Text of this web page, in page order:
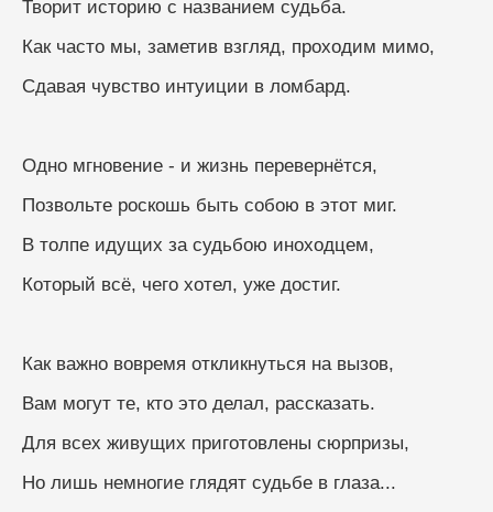
Творит историю с названием судьба.
Как часто мы, заметив взгляд, проходим мимо,
Сдавая чувство интуиции в ломбард.
Одно мгновение - и жизнь перевернётся,
Позвольте роскошь быть собою в этот миг.
В толпе идущих за судьбою иноходцем,
Который всё, чего хотел, уже достиг.
Как важно вовремя откликнуться на вызов,
Вам могут те, кто это делал, рассказать.
Для всех живущих приготовлены сюрпризы,
Но лишь немногие глядят судьбе в глаза...